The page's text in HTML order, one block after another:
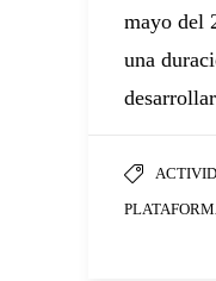
mayo del
una